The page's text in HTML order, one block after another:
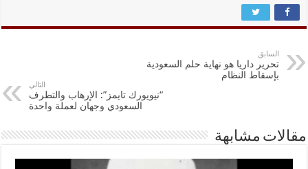
السابق
تحرير داريا هو نهاية حلم السعودية
بإسقاط النظام
التالي
“نيويورك تايمز”: الإرهاب والتطرف
السعودي وجهان لعملة واحدة
مقالات مشابهة